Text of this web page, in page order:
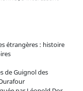
étrangères : histoire
de Guignol des